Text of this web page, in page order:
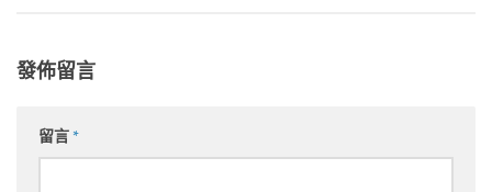
發佈留言
留言*